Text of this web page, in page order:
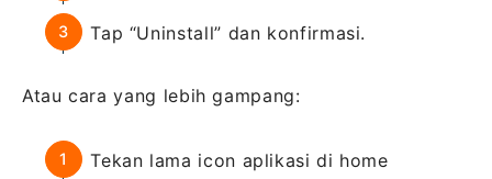
Tap “Uninstall” dan konfirmasi.
Atau cara yang lebih gampang:
Tekan lama icon aplikasi di home